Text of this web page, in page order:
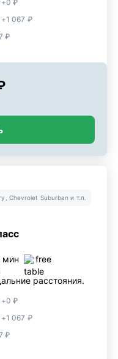
+0 ₽
067 ₽
₽
Chevrolet Suburban и т.п.
мин free
расстояния.
+0 ₽
067 ₽
₽